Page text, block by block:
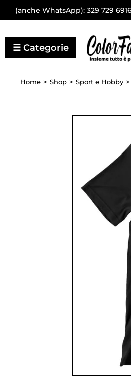
(anche WhatsApp): 329 729
Home Shop Sport e Hobby